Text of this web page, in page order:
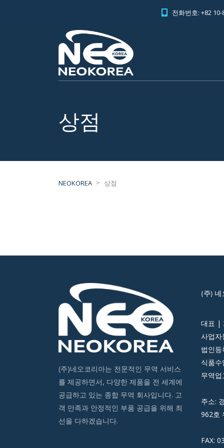
전화번호: +82
상점
NEOKOREA > 상점
(주)네오코리아는 전문적인 무역 서비스
를 제공하면서, 다양한 제품을 전 세계에
공급하고 있는 종합 무역 회사입니다. 고
객 만족과 안정적인 부품 공급을 위해 최
선을 다하겠습니다.
(주)
대표 |
사업
법인
식품
무역
주소:
962호
FAX: